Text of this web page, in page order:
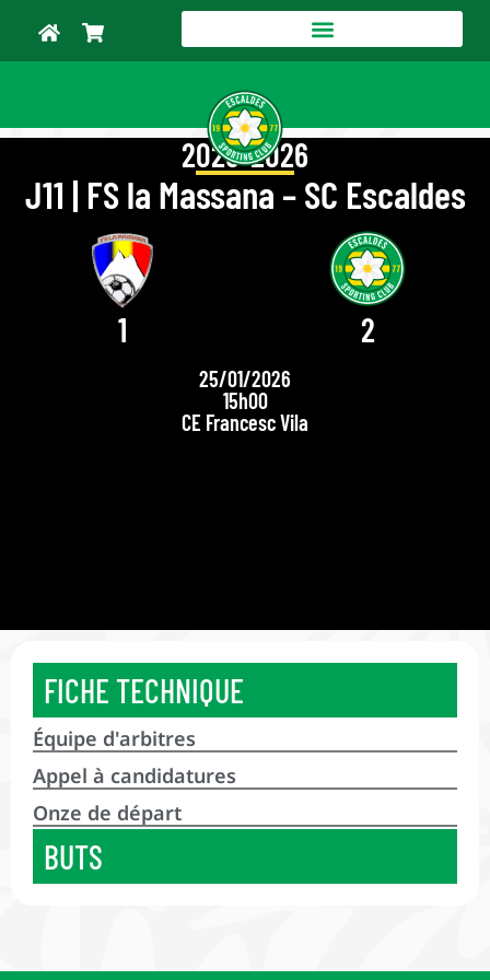
2025-2026
J11 | FS la Massana – SC Escaldes
1 2
25/01/2026
15h00
CE Francesc Vila
FICHE TECHNIQUE
Équipe d'arbitres
Appel à candidatures
Onze de départ
BUTS